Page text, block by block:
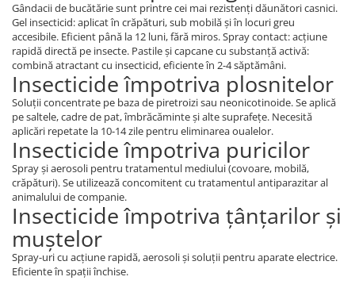
Gândacii de bucătărie sunt printre cei mai rezistenți dăunători casnici.
Gel insecticid: aplicat în crăpături, sub mobilă și în locuri greu
accesibile. Eficient până la 12 luni, fără miros. Spray contact: acțiune
rapidă directă pe insecte. Pastile și capcane cu substanță activă:
combină atractant cu insecticid, eficiente în 2-4 săptămâni.
Insecticide împotriva plosnitelor
Soluții concentrate pe baza de piretroizi sau neonicotinoide. Se aplică
pe saltele, cadre de pat, îmbrăcăminte și alte suprafețe. Necesită
aplicări repetate la 10-14 zile pentru eliminarea oualelor.
Insecticide împotriva puricilor
Spray și aerosoli pentru tratamentul mediului (covoare, mobilă,
crăpături). Se utilizează concomitent cu tratamentul antiparazitar al
animalului de companie.
Insecticide împotriva țânțarilor și
muștelor
Spray-uri cu acțiune rapidă, aerosoli și soluții pentru aparate electrice.
Eficiente în spații închise.